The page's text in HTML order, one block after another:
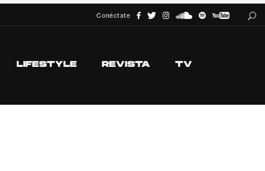
Conéctate
LIFESTYLE REVISTA TV